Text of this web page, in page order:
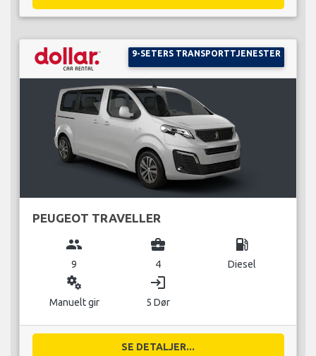
9-SETERS TRANSPORTTJENESTER
PEUGEOT TRAVELLER
group
9
business_center
4
local_gas_station
Diesel
miscellaneous_services
Manuelt gir
login
5 Dør
SE DETALJER...